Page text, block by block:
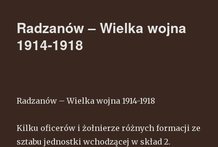
Radzanów – Wielka wojna
1914-1918
Radzanów – Wielka wojna 1914-1918
Kilku oficerów i żołnierze różnych formacji ze
sztabu jednostki wchodzącej w skład 2.